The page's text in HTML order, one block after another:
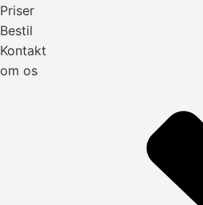
Priser
Bestil
Kontakt
om os